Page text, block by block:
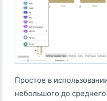
Простое в
небольшого до